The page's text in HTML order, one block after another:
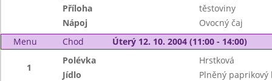
Příloha
těstoviny
Nápoj
Ovocný čaj
Menu
Chod Úterý 12. 10. 2004 (11:00 - 14:00)
1
Polévka
Hrstková
Jídlo
Plněný paprikový